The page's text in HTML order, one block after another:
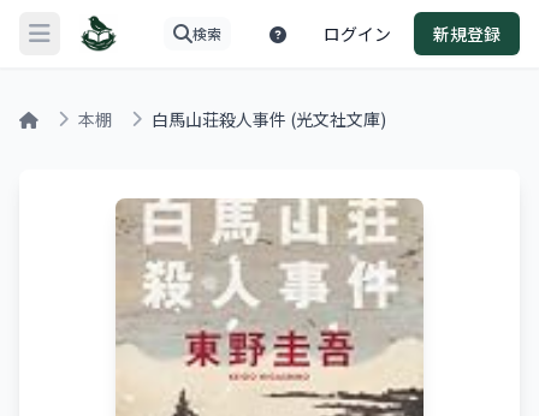
メニューを開く 検索 ログイン 新規登録
本棚 白馬山荘殺人事件 (光文社文庫)